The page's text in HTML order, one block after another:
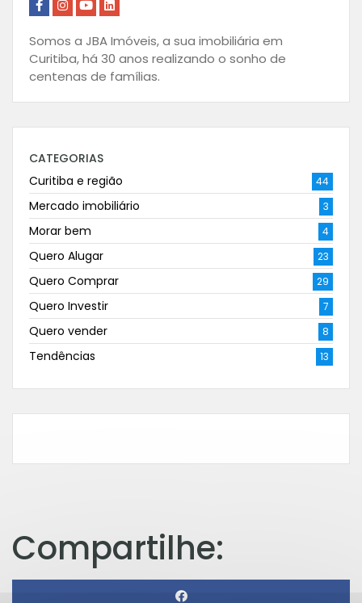
Somos a JBA Imóveis, a sua imobiliária em
Curitiba, há 30 anos realizando o sonho de
centenas de famílias.
CATEGORIAS
Curitiba e região
44
Mercado imobiliário 3
Morar bem 4
Quero Alugar 23
Quero Comprar 29
Quero Investir 7
Quero vender 8
Tendências 13
Compartilhe: